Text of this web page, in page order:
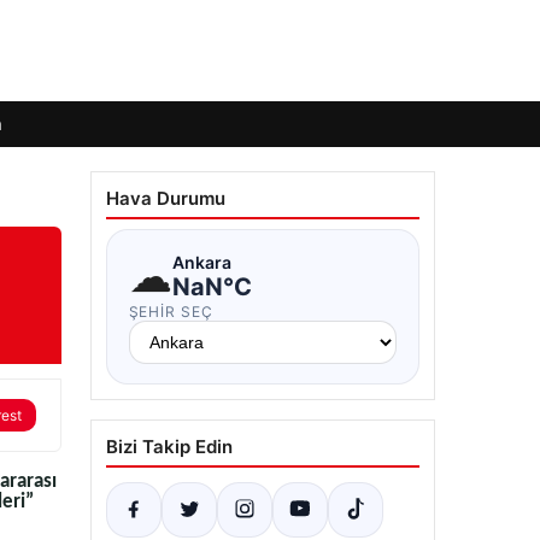
Hava Durumu
☁Ankara
NaN°C
ŞEHIR SEÇ
Bizi Takip Edin